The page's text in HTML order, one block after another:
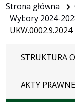
Strona główna
Wybory 2024-
UKW.0002.9.2024
STRUKTURA
AKTY PRAWNE